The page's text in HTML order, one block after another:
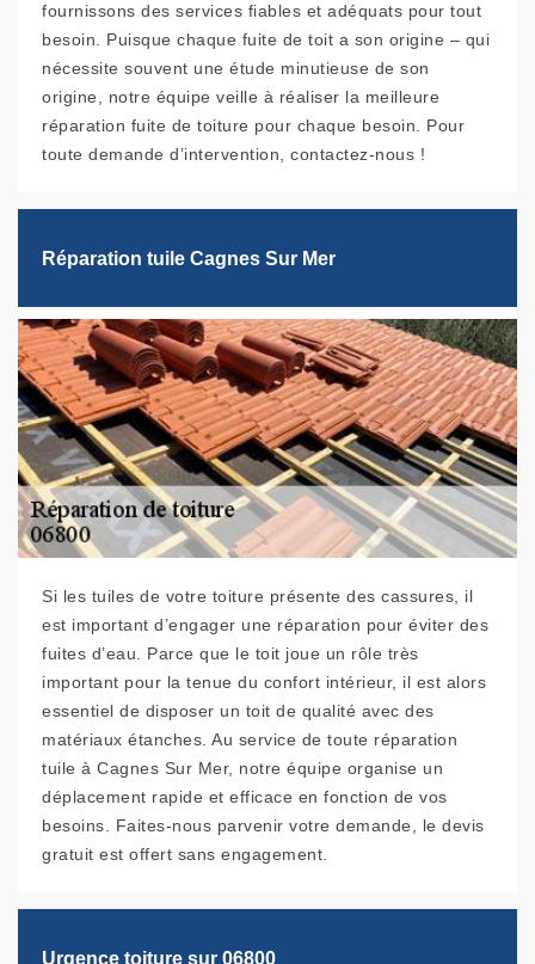
fournissons des services fiables et adéquats pour tout
besoin. Puisque chaque fuite de toit a son origine – qui
nécessite souvent une étude minutieuse de son
origine, notre équipe veille à réaliser la meilleure
réparation fuite de toiture pour chaque besoin. Pour
toute demande d’intervention, contactez-nous !
Réparation tuile Cagnes Sur Mer
Si les tuiles de votre toiture présente des cassures, il
est important d’engager une réparation pour éviter des
fuites d’eau. Parce que le toit joue un rôle très
important pour la tenue du confort intérieur, il est alors
essentiel de disposer un toit de qualité avec des
matériaux étanches. Au service de toute réparation
tuile à Cagnes Sur Mer, notre équipe organise un
déplacement rapide et efficace en fonction de vos
besoins. Faites-nous parvenir votre demande, le devis
gratuit est offert sans engagement.
Urgence toiture sur 06800